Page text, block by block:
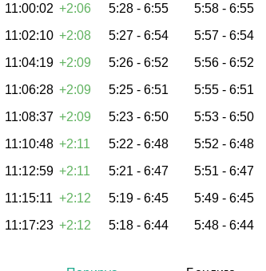
11:00:02 +2:06 5:28 - 6:55 5:58 - 6:55
11:02:10 +2:08 5:27 - 6:54 5:57 - 6:54
11:04:19 +2:09 5:26 - 6:52 5:56 - 6:52
11:06:28 +2:09 5:25 - 6:51 5:55 - 6:51
11:08:37 +2:09 5:23 - 6:50 5:53 - 6:50
11:10:48 +2:11 5:22 - 6:48 5:52 - 6:48
11:12:59 +2:11 5:21 - 6:47 5:51 - 6:47
11:15:11 +2:12 5:19 - 6:45 5:49 - 6:45
11:17:23 +2:12 5:18 - 6:44 5:48 - 6:44